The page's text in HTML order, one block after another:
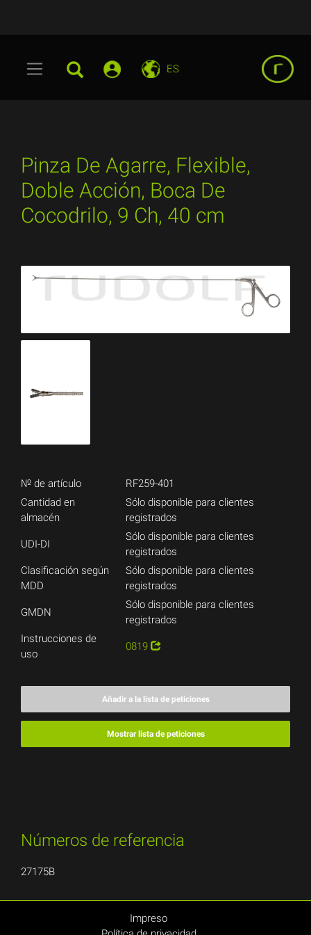
ES
Pinza De Agarre, Flexible,
Doble Acción, Boca De
Cocodrilo, 9 Ch, 40 cm
№ de artículo
RF259-401
Cantidad en
almacén
Sólo disponible para clientes
registrados
UDI-DI
Sólo disponible para clientes
registrados
Clasificación según
MDD
Sólo disponible para clientes
registrados
GMDN
Sólo disponible para clientes
registrados
Instrucciones de
uso
0819
Añadir a la lista de peticiones
Mostrar lista de peticiones
Números de referencia
27175B
Impreso